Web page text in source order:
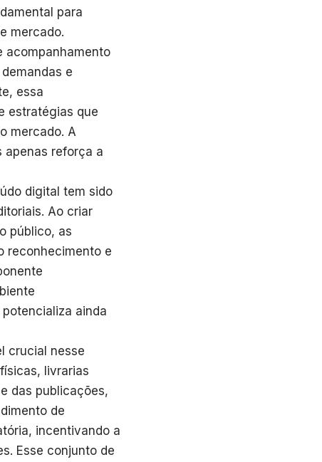
para
mercado.
acompanhamento
e
essa
estratégias que
mercado. A
apenas reforça a
digital tem sido
Ao criar
público, as
reconhecimento e
ainda
crucial nesse
livrarias
das publicações,
de
incentivando a
Esse conjunto de